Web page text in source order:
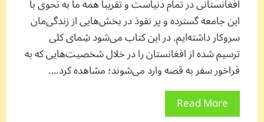
افغانستانی در تمام دنیاست و تقریبا همه ما به نحوی با
این جامعه گسترده و پر نفوذ در بخش‌هایی از زندگی‌مان
سروکار داشته‌ایم. در این کتاب می‌شود شِمای کلی
ترسیم شده از افغانستان را در خلال شخصیت‌هایی که به
فراخور سفر به قصه وارد می‌شوند؛ مشاهده کرد.…
Read More